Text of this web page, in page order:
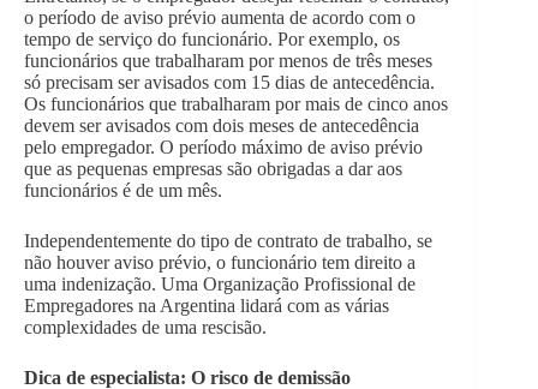
o período de aviso prévio aumenta de acordo com o
tempo de serviço do funcionário. Por exemplo, os
funcionários que trabalharam por menos de três meses
só precisam ser avisados com 15 dias de antecedência.
Os funcionários que trabalharam por mais de cinco anos
devem ser avisados com dois meses de antecedência
pelo empregador. O período máximo de aviso prévio
que as pequenas empresas são obrigadas a dar aos
funcionários é de um mês.
Independentemente do tipo de contrato de trabalho, se
não houver aviso prévio, o funcionário tem direito a
uma indenização. Uma Organização Profissional de
Empregadores na Argentina lidará com as várias
complexidades de uma rescisão.
Dica de especialista: O risco de demissão